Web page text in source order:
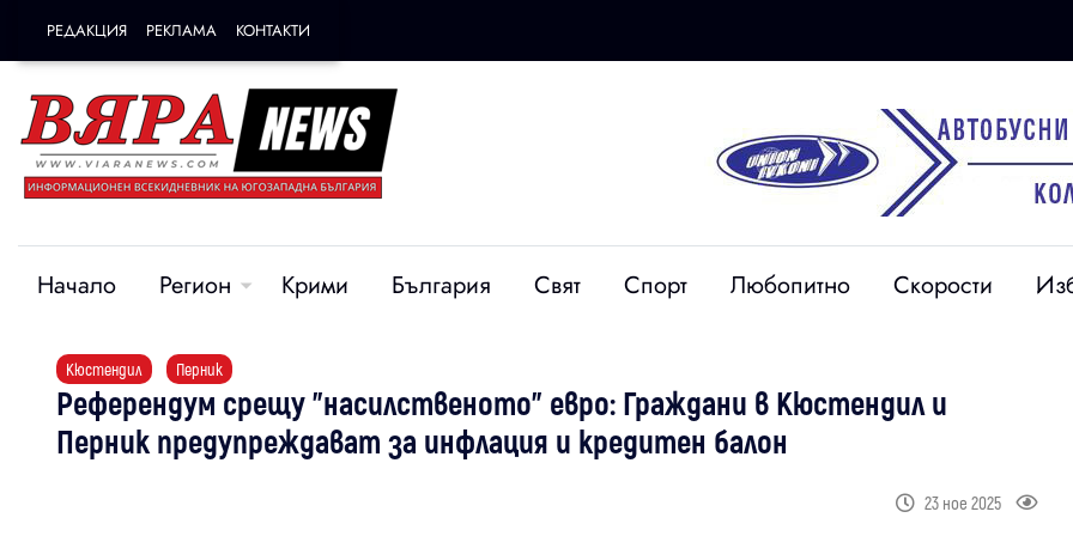
РЕДАКЦИЯ РЕКЛАМА КОНТАКТИ
Начало Регион Крими България Свят Спорт Любопитно Скорости
Кюстендил Перник
Референдум срещу "насилственото" евро: Граждани в Кюстендил и
Перник предупреждават за инфлация и кредитен балон
23 ное 2025